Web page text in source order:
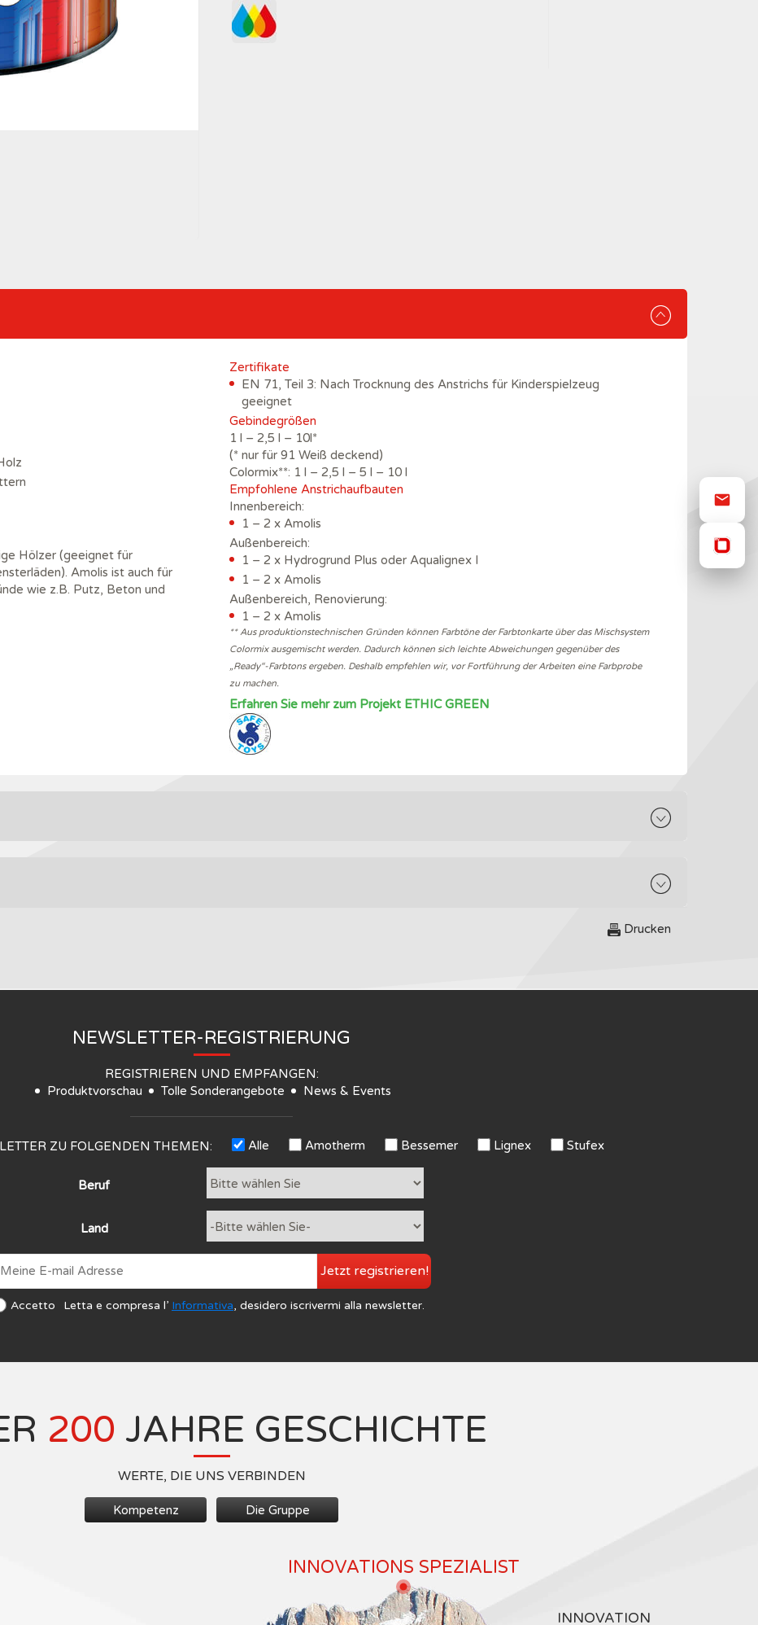
Hölzer (geeignet für
Amolis ist auch für
wie z.B. Putz, Beton und
Zertifikate
EN 71, Teil 3: Nach Trocknung des Anstrichs für Kinderspielzeug
geeignet
Gebindegrößen
1 l – 2,5 l – 10l*
(* nur für 91 Weiß deckend)
Colormix**: 1 l – 2,5 l – 5 l – 10 l
Empfohlene Anstrichaufbauten
Innenbereich:
1 – 2 x Amolis
Außenbereich:
1 – 2 x Hydrogrund Plus oder Aqualignex I
1 – 2 x Amolis
Außenbereich, Renovierung:
1 – 2 x Amolis
** Aus produktionstechnischen Gründen können Farbtöne der Farbtonkarte über das Mischsystem
Colormix ausgemischt werden. Dadurch können sich leichte Abweichungen gegenüber des
„Ready“-Farbtons ergeben. Deshalb empfehlen wir, vor Fortführung der Arbeiten eine Farbprobe
zu machen.
Erfahren Sie mehr zum Projekt ETHIC GREEN
Drucken
NEWSLETTER-REGISTRIERUNG
REGISTRIEREN UND EMPFANGEN:
Produktvorschau
Tolle Sonderangebote News & Events
ZU FOLGENDEN THEMEN: Alle Amotherm Bessemer Lignex Stufex
Beruf
Land
Accetto Letta e compresa l’ Informativa, desidero iscrivermi alla newsletter.
Jetzt registrieren!
200 JAHRE GESCHICHTE
WERTE, DIE UNS VERBINDEN
Kompetenz Die Gruppe
INNOVATIONS SPEZIALIST
INNOVATION